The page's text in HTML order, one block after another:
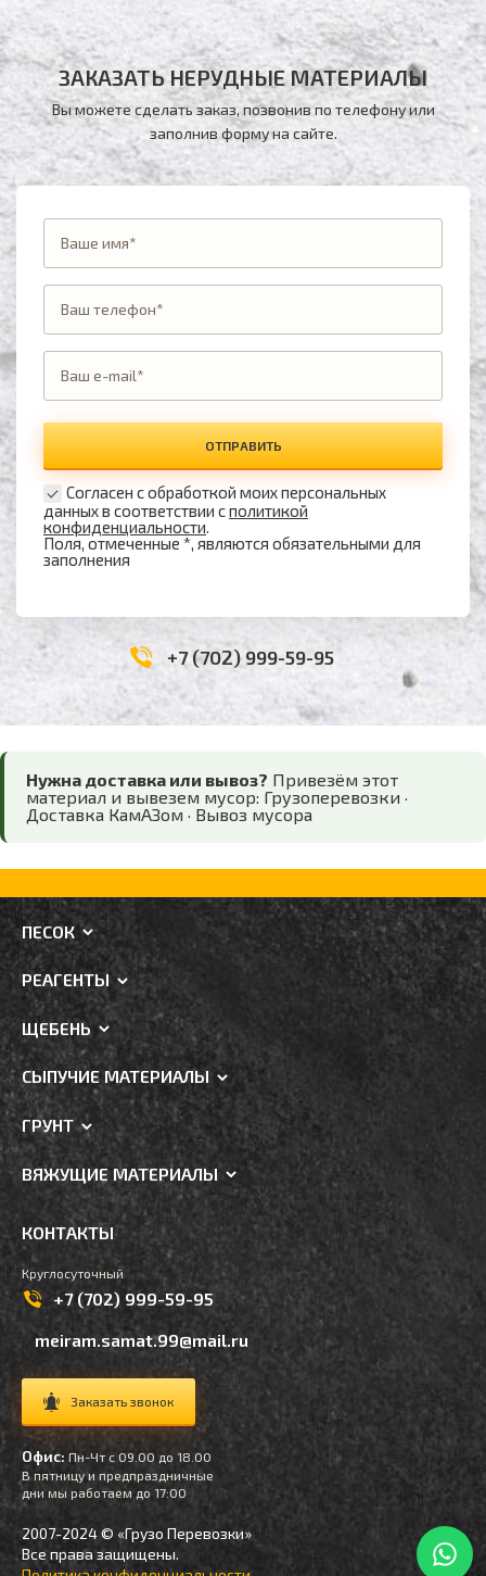
ЗАКАЗАТЬ НЕРУДНЫЕ МАТЕРИАЛЫ
Вы можете сделать заказ, позвонив по телефонуили
заполнив форму на сайте.
ОТПРАВИТЬ
Согласен с обработкой моих персональных
данных в соответствии сполитикой
конфиденциальности.
Поля, отмеченные *, являются обязательными для
заполнения
+7 (702) 999-59-95
Нужна доставка или вывоз? Привезём этот
материал и вывезем мусор: Грузоперевозки ·
Доставка КамАЗом · Вывоз мусора
ПЕСОК
РЕАГЕНТЫ
ЩЕБЕНЬ
СЫПУЧИЕ МАТЕРИАЛЫ
ГРУНТ
ВЯЖУЩИЕ МАТЕРИАЛЫ
КОНТАКТЫ
Круглосуточный
+7 (702) 999-59-95
meiram.samat.99@mail.ru
Заказать звонок
Офис: Пн-Чт с 09.00 до 18.00
В пятницу и предпраздничные
дни мы работаем до 17:00
2007-2024 © «Грузо Перевозки»
Все права защищены.